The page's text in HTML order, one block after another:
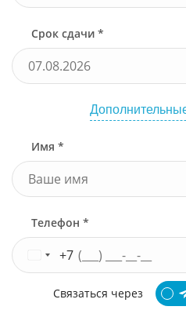
Срок сдачи *
Имя *
Телефон *
+7
Связаться через